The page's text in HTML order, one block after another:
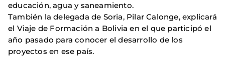
educación, agua y saneamiento.
También la delegada de Soria, Pilar Calonge, explicará
el Viaje de Formación a Bolivia en el que participó el
año pasado para conocer el desarrollo de los
proyectos en ese país.